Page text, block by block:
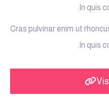
In quis
Cras pulvinar enim ut
In quis